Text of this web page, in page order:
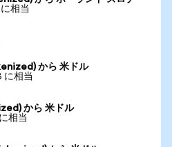
相当
から 米ドル
に相当
から 米ドル
相当